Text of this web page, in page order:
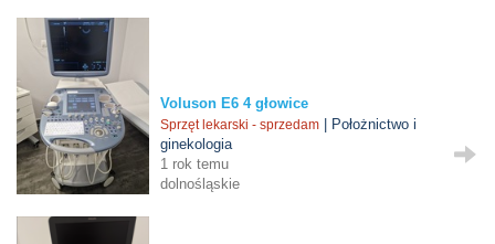
Voluson E6 4 głowice
Sprzęt lekarski - sprzedam | Położnictwo i
ginekologia
1 rok temu
dolnośląskie